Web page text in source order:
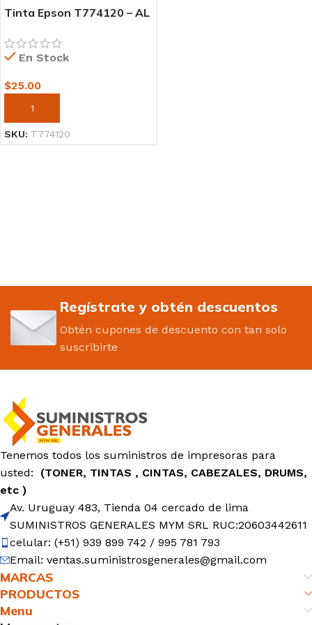
Tinta Epson T774120 – AL
En Stock
$25.00
AÑADIR AL CARRITO
SKU: T774120
Regístrate y obtén descuentos
Obtén cupones de descuento con tan solo
suscribirte
Tenemos todos los suministros de impresoras para
usted: (TONER, TINTAS , CINTAS, CABEZALES, DRUMS,
etc )
Av. Uruguay 483, Tienda 04 cercado de lima
SUMINISTROS GENERALES MYM SRL RUC:20603442611
celular: (+51) 939 899 742 / 995 781 793
Email: ventas.suministrosgenerales@gmail.com
MARCAS
PRODUCTOS
Menu